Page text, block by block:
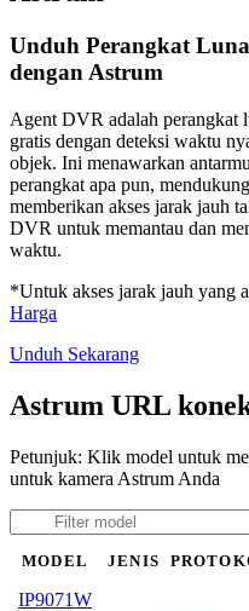
Unduh Perangkat
dengan Astrum
Agent DVR adalah perangkat
gratis dengan deteksi waktu
objek. Ini menawarkan
perangkat apa pun,
memberikan akses jarak jauh
DVR untuk memantau dan
waktu.
*Untuk akses jarak jauh yang
Harga
Unduh Sekarang
Astrum URL
Petunjuk: Klik model untuk
untuk kamera Astrum Anda
MODEL JENIS
IP9071W